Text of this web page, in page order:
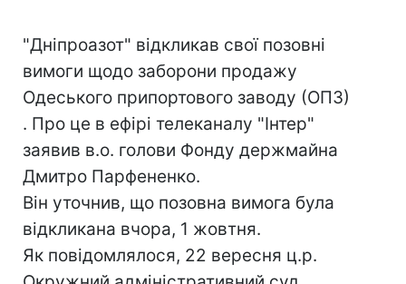
"Дніпроазот" відкликав свої позовні
вимоги щодо заборони продажу
Одеського припортового заводу (ОПЗ)
. Про це в ефірі телеканалу "Інтер"
заявив в.о. голови Фонду держмайна
Дмитро Парфененко.
Він уточнив, що позовна вимога була
відкликана вчора, 1 жовтня.
Як повідомлялося, 22 вересня ц.р.